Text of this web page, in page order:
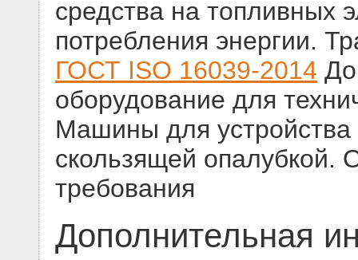
средства на топливных
потребления энергии.
ГОСТ ISO 16039-2014
оборудование для
Машины для устройства
скользящей опалубкой.
требования
Дополнительная